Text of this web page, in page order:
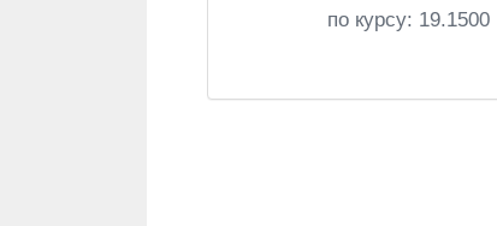
по курсу: 19.1500